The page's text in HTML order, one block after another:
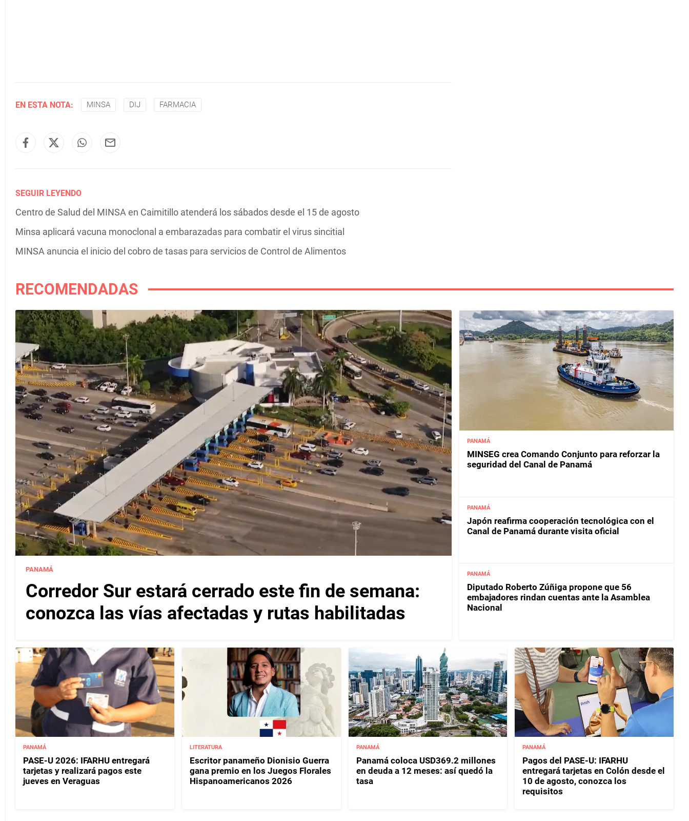
EN ESTA NOTA: MINSA DIJ FARMACIA
SEGUIR LEYENDO
Centro de Salud del MINSA en Caimitillo atenderá los sábados desde el 15 de agosto
Minsa aplicará vacuna monoclonal a embarazadas para combatir el virus sincitial
MINSA anuncia el inicio del cobro de tasas para servicios de Control de Alimentos
RECOMENDADAS
PANAMÁ
Corredor Sur estará cerrado este fin de semana:
conozca las vías afectadas y rutas habilitadas
PANAMÁ
MINSEG crea Comando Conjunto para reforzar la
seguridad del Canal de Panamá
PANAMÁ
Japón reafirma cooperación tecnológica con el
Canal de Panamá durante visita oficial
PANAMÁ
Diputado Roberto Zúñiga propone que 56
embajadores rindan cuentas ante la Asamblea
Nacional
PANAMÁ
PASE-U 2026: IFARHU entregará
tarjetas y realizará pagos este
jueves en Veraguas
LITERATURA
Escritor panameño Dionisio Guerra
gana premio en los Juegos Florales
Hispanoamericanos 2026
PANAMÁ
Panamá coloca USD369.2 millones
en deuda a 12 meses: así quedó la
tasa
PANAMÁ
Pagos del PASE-U: IFARHU
entregará tarjetas en Colón desde el
10 de agosto, conozca los
requisitos